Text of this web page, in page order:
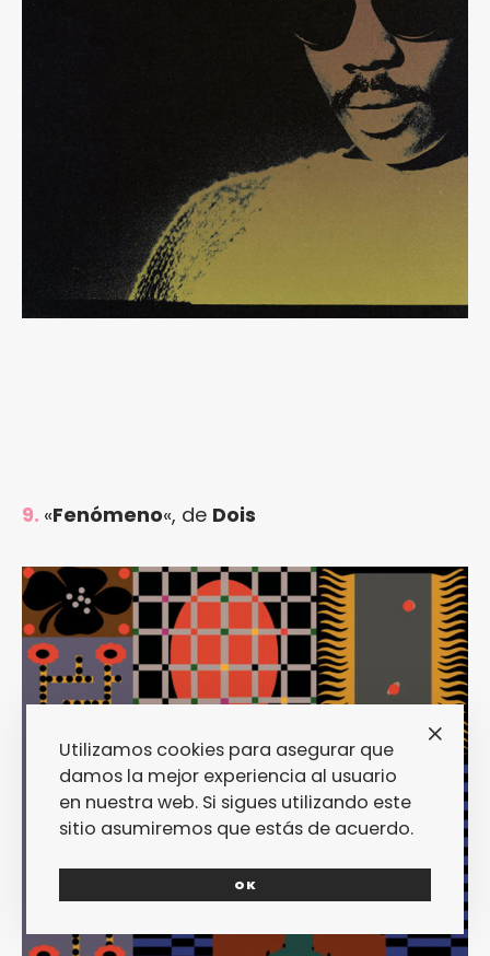
9. «Fenómeno«, de Dois
Utilizamos cookies para asegurar que
damos la mejor experiencia al usuario
en nuestra web. Si sigues utilizando este
sitio asumiremos que estás de acuerdo.
OK